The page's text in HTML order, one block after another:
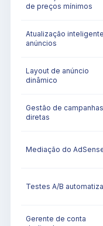
de preços mínimos
Atualização
anúncios
Layout de anúncio
dinâmico
Gestão de campanhas
diretas
Mediação do
Testes A/B
Gerente de conta